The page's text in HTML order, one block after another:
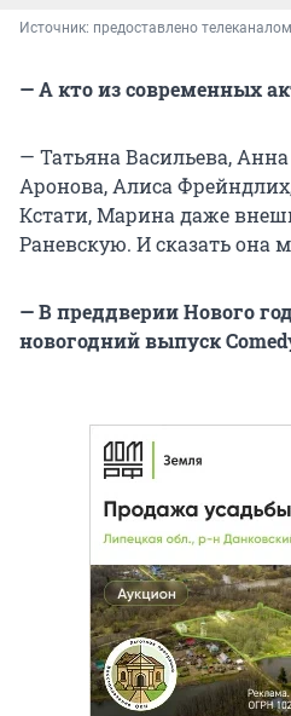
Источник: предоставлено
— А кто из современных
— Татьяна Васильева,
Аронова, Алиса
Кстати, Марина даже
Раневскую. И сказать она
— В преддверии Нового
новогодний выпуск